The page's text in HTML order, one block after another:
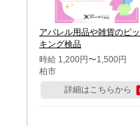
アパレル用品や雑貨のピッ
キング検品
時給 1,200円〜1,500円
柏市
詳細はこちらから